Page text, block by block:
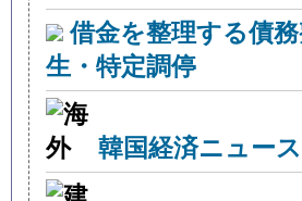
借金を整理する債
生・特定調停
韓国経済ニュー